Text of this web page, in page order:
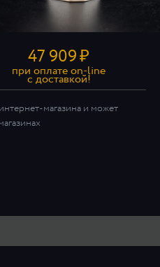
47 909₽
при оплате on-line
c доставкой!
магазина и может